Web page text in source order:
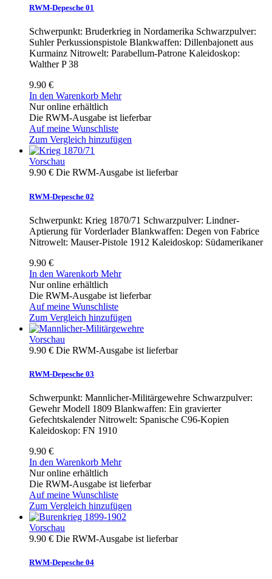
RWM-Depesche 01
Schwerpunkt: Bruderkrieg in Nordamerika Schwarzpulver:
Suhler Perkussionspistole Blankwaffen: Dillenbajonett aus
Kurmainz Nitrowelt: Parabellum-Patrone Kaleidoskop:
Walther P 38
9.90 €
In den Warenkorb Mehr
Nur online erhältlich
Die RWM-Ausgabe ist lieferbar
Auf meine Wunschliste
Zum Vergleich hinzufügen
Vorschau
9.90 € Die RWM-Ausgabe ist lieferbar
RWM-Depesche 02
Schwerpunkt: Krieg 1870/71 Schwarzpulver: Lindner-
Aptierung für Vorderlader Blankwaffen: Degen von Fabrice
Nitrowelt: Mauser-Pistole 1912 Kaleidoskop: Südamerikaner
9.90 €
In den Warenkorb Mehr
Nur online erhältlich
Die RWM-Ausgabe ist lieferbar
Auf meine Wunschliste
Zum Vergleich hinzufügen
Vorschau
9.90 € Die RWM-Ausgabe ist lieferbar
RWM-Depesche 03
Schwerpunkt: Mannlicher-Militärgewehre Schwarzpulver:
Gewehr Modell 1809 Blankwaffen: Ein gravierter
Gefechtskalender Nitrowelt: Spanische C96-Kopien
Kaleidoskop: FN 1910
9.90 €
In den Warenkorb Mehr
Nur online erhältlich
Die RWM-Ausgabe ist lieferbar
Auf meine Wunschliste
Zum Vergleich hinzufügen
Vorschau
9.90 € Die RWM-Ausgabe ist lieferbar
RWM-Depesche 04